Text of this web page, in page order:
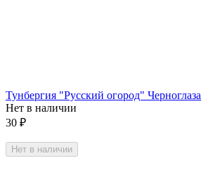
Тунбергия "Русский огород"
Нет в наличии
30 ₽
Нет в наличии